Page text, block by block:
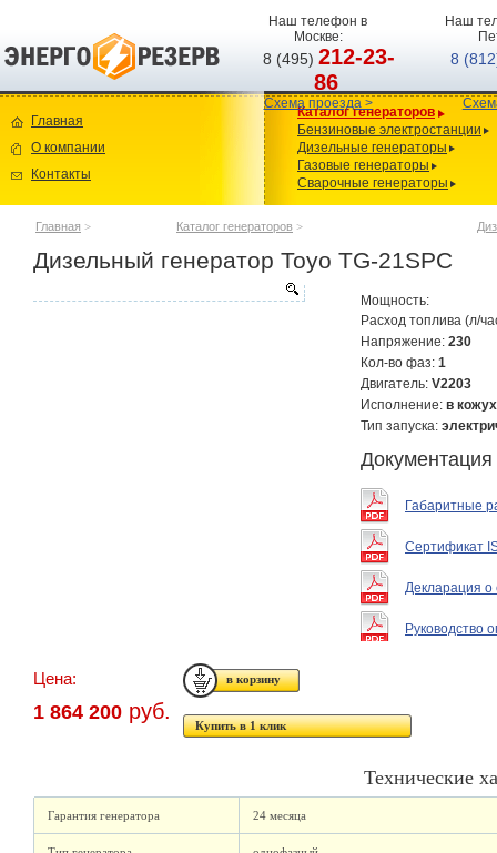
Наш телефон в
Москве:
8 (495)212-23-
86
Схема проезда >
Наш
8
Главная
О компании
Контакты
Каталог генераторов
Бензиновые электростанции
Дизельные генераторы
Газовые генераторы
Сварочные генераторы
Главная > Каталог генераторов >
Дизельный генератор Toyo TG-21SPC
Мощность:
Расход топлива (л/
Напряжение: 230
Кол-во фаз: 1
Двигатель: V2203
Исполнение: в
Тип запуска:
Документация
Габаритные
Сертификат
Декларация о
Руководство
Цена:
1 864 200 руб.
Купить в 1 клик
Технические
Гарантия генератора 24 месяца